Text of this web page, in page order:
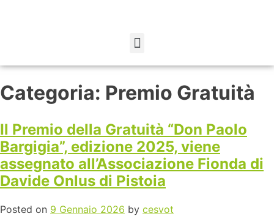
Categoria: Premio Gratuità
Il Premio della Gratuità “Don Paolo
Bargigia”, edizione 2025, viene
assegnato all’Associazione Fionda di
Davide Onlus di Pistoia
Posted on 9 Gennaio 2026 by cesvot